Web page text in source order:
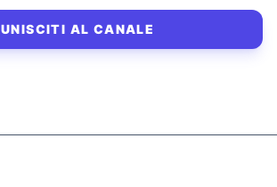
UNISCITI AL CANALE